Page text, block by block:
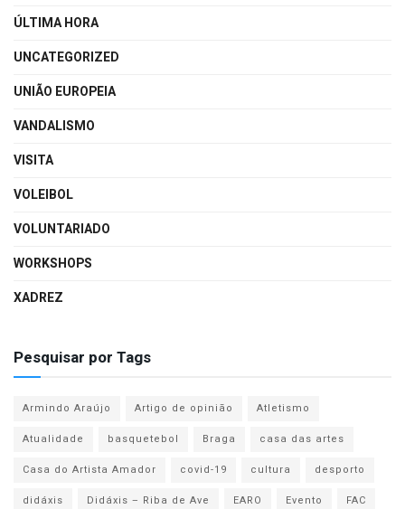
ÚLTIMA HORA
UNCATEGORIZED
UNIÃO EUROPEIA
VANDALISMO
VISITA
VOLEIBOL
VOLUNTARIADO
WORKSHOPS
XADREZ
Pesquisar por Tags
Armindo Araújo Artigo de opinião
Atletismo
Atualidade
basquetebol Braga
casa das artes
Casa do Artista Amador
covid-19 cultura
desporto
didáxis
Didáxis – Riba de Ave EARO Evento
FAC